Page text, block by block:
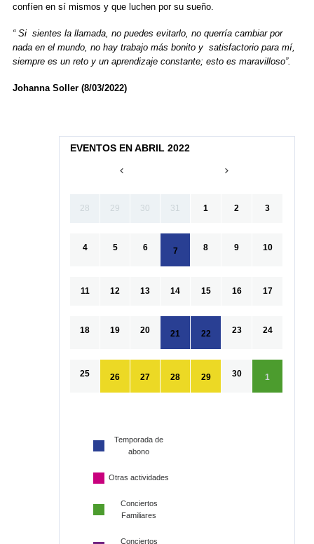
confíen en sí mismos y que luchen por su sueño.
“ Si sientes la llamada, no puedes evitarlo, no querría cambiar por
nada en el mundo, no hay trabajo más bonito y satisfactorio para mí,
siempre es un reto y un aprendizaje constante; esto es maravilloso”.
Johanna Soller (8/03/2022)
EVENTOS EN ABRIL 2022
28 29 30 31 1 2 3
4 5 6 7 8 9 10
11 12 13 14 15 16 17
18 19 20 21 22 23 24
25 26 27 28 29 30 1
Temporada de
abono
Otras actividades
Conciertos
Familiares
Conciertos